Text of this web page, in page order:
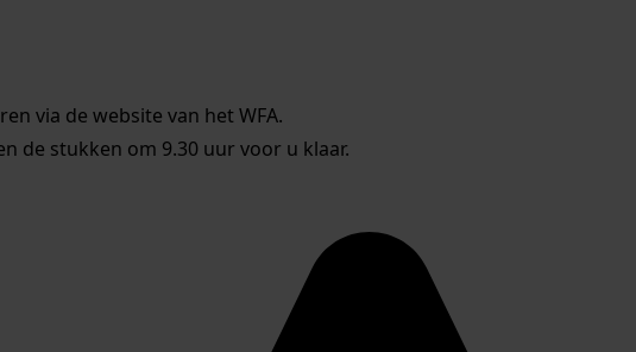
via de website van het WFA.
de stukken om 9.30 uur voor u klaar.